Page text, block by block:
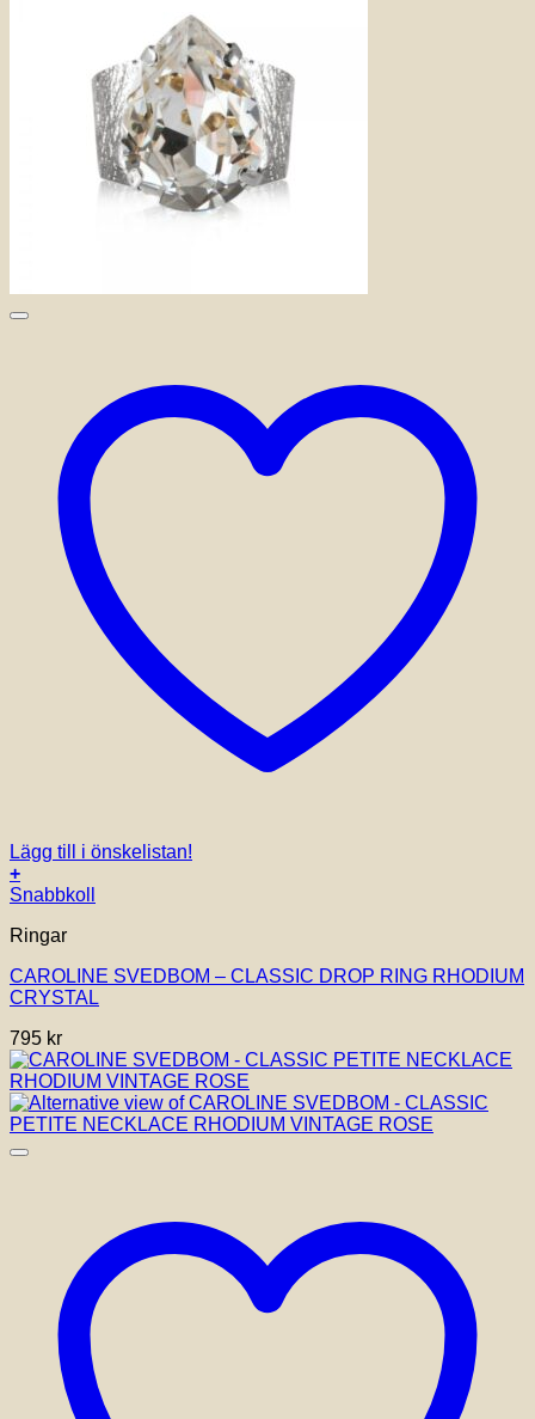
Lägg till i önskelistan!
+
Snabbkoll
Ringar
CAROLINE SVEDBOM – CLASSIC DROP RING RHODIUM
CRYSTAL
795 kr